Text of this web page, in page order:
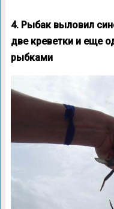
4. Рыбак выловил
две креветки и еще
рыбками